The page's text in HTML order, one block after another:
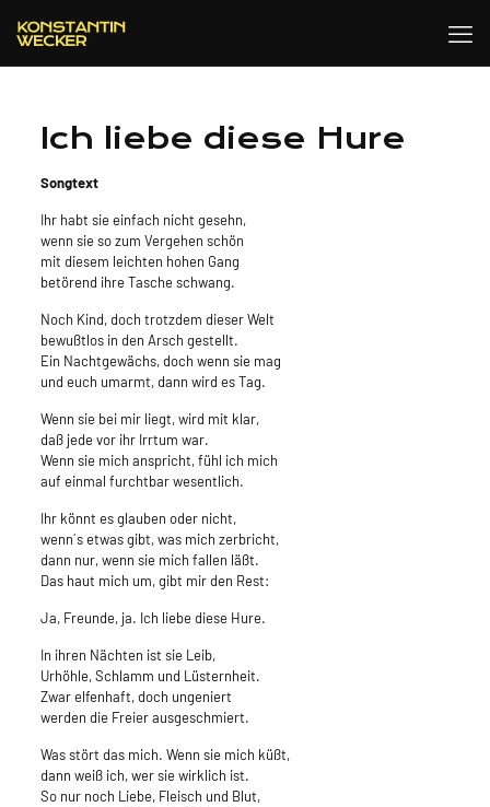
Ich liebe diese Hure
Songtext
Ihr habt sie einfach nicht gesehn,
wenn sie so zum Vergehen schön
mit diesem leichten hohen Gang
betörend ihre Tasche schwang.
Noch Kind, doch trotzdem dieser Welt
bewußtlos in den Arsch gestellt.
Ein Nachtgewächs, doch wenn sie mag
und euch umarmt, dann wird es Tag.
Wenn sie bei mir liegt, wird mit klar,
daß jede vor ihr Irrtum war.
Wenn sie mich anspricht, fühl ich mich
auf einmal furchtbar wesentlich.
Ihr könnt es glauben oder nicht,
wenn´s etwas gibt, was mich zerbricht,
dann nur, wenn sie mich fallen läßt.
Das haut mich um, gibt mir den Rest:
Ja, Freunde, ja. Ich liebe diese Hure.
In ihren Nächten ist sie Leib,
Urhöhle, Schlamm und Lüsternheit.
Zwar elfenhaft, doch ungeniert
werden die Freier ausgeschmiert.
Was stört das mich. Wenn sie mich küßt,
dann weiß ich, wer sie wirklich ist.
So nur noch Liebe, Fleisch und Blut,